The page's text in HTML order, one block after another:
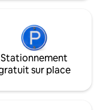
Stationnement
sur place